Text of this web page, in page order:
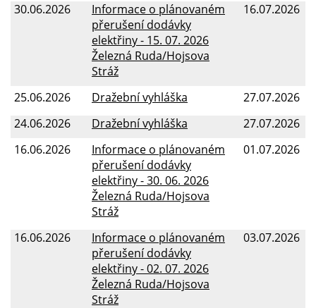
30.06.2026
16.07.2026
Informace o plánovaném
přerušení dodávky
elektřiny - 15. 07. 2026
Železná Ruda/Hojsova
Stráž
25.06.2026
27.07.2026
Dražební vyhláška
24.06.2026
27.07.2026
Dražební vyhláška
16.06.2026
01.07.2026
Informace o plánovaném
přerušení dodávky
elektřiny - 30. 06. 2026
Železná Ruda/Hojsova
Stráž
16.06.2026
03.07.2026
Informace o plánovaném
přerušení dodávky
elektřiny - 02. 07. 2026
Železná Ruda/Hojsova
Stráž